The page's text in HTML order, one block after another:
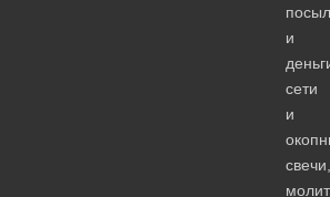
и
сети
и
свечи,